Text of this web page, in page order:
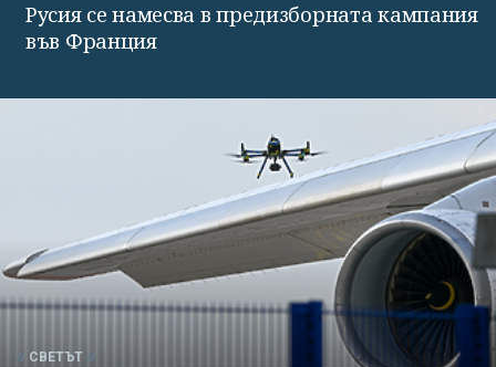
Русия се намесва в предизборната кампания
във Франция
СВЕТЪТ